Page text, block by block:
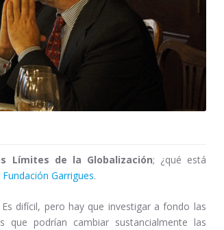
Límites de la Globalización; ¿qué está
Fundación Garrigues.
difícil, pero hay que investigar a fondo las
podrían cambiar sustancialmente las